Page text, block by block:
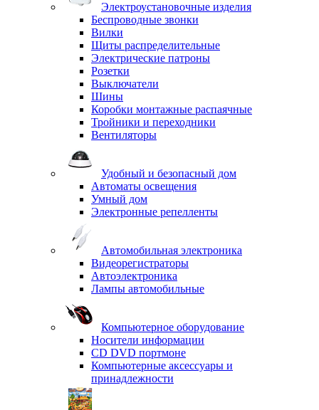
Электроустановочные изделия
Беспроводные звонки
Вилки
Щиты распределительные
Электрические патроны
Розетки
Выключатели
Шины
Коробки монтажные распаячные
Тройники и переходники
Вентиляторы
Удобный и безопасный дом
Автоматы освещения
Умный дом
Электронные репелленты
Автомобильная электроника
Видеорегистраторы
Автоэлектроника
Лампы автомобильные
Компьютерное оборудование
Носители информации
CD DVD портмоне
Компьютерные аксессуары и
принадлежности